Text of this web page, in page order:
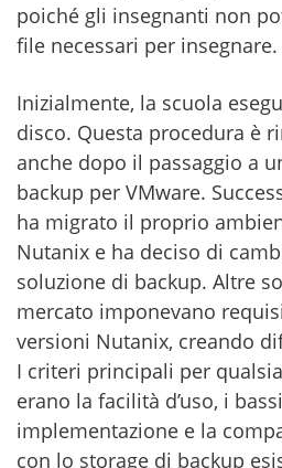
poiché gli insegnanti non
file necessari per insegnare.
Inizialmente, la scuola
disco. Questa procedura è
anche dopo il passaggio a
backup per VMware.
ha migrato il proprio
Nutanix e ha deciso di
soluzione di backup. Altre
mercato imponevano
versioni Nutanix, creando
I criteri principali per
erano la facilità d’uso, i
implementazione e la
con lo storage di backup